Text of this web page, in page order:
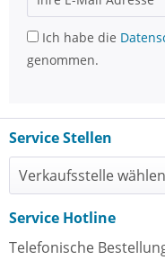
Ich habe die
genommen.
Service Stellen
Service Hotline
Telefonische